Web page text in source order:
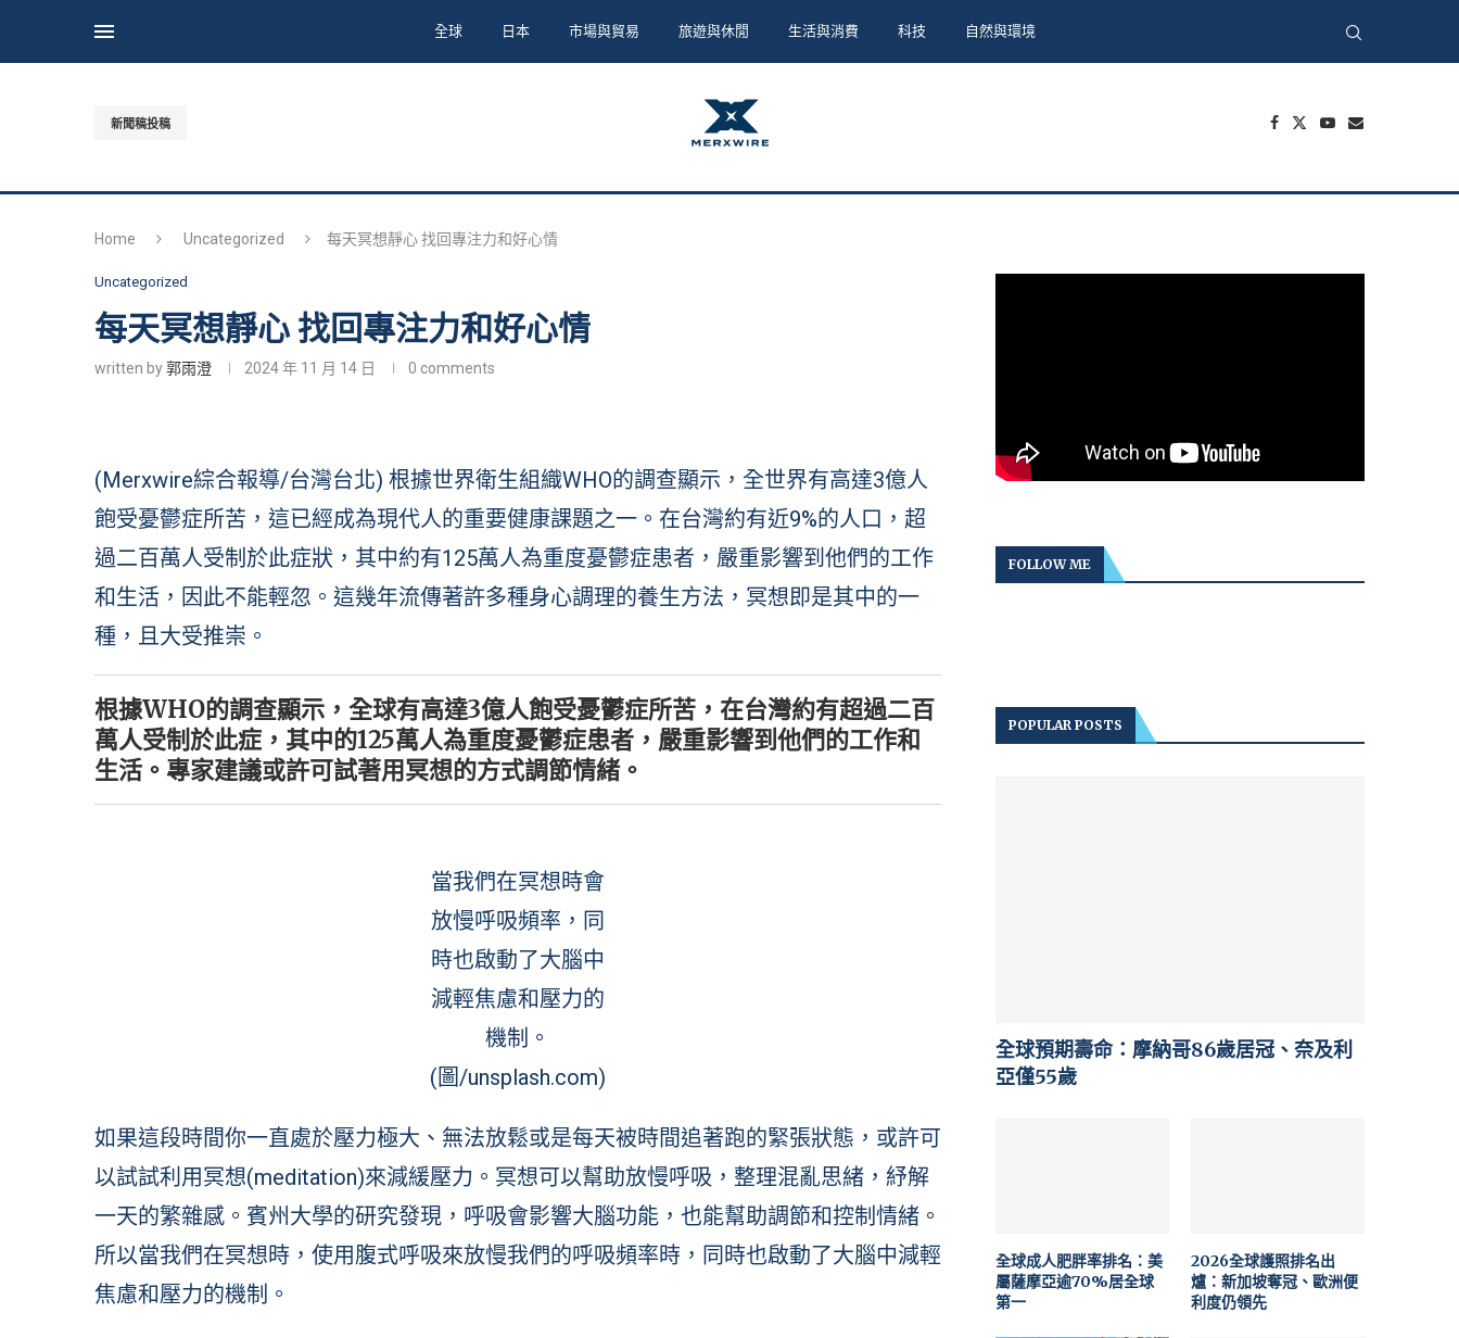
全球 日本 市場與貿易 旅遊與休閒 生活與消費 科技 自然與環境
新聞稿投稿
Home Uncategorized 每天冥想靜心 找回專注力和好心情
Uncategorized
每天冥想靜心 找回專注力和好心情
written by郭雨澄 2024 年 11 月 14 日 0 comments
(Merxwire綜合報導/台灣台北) 根據世界衛生組織WHO的調查顯示，全世界有高達3億人
飽受憂鬱症所苦，這已經成為現代人的重要健康課題之一。在台灣約有近9%的人口，超
過二百萬人受制於此症狀，其中約有125萬人為重度憂鬱症患者，嚴重影響到他們的工作
和生活，因此不能輕忽。這幾年流傳著許多種身心調理的養生方法，冥想即是其中的一
種，且大受推崇。
根據WHO的調查顯示，全球有高達3億人飽受憂鬱症所苦，在台灣約有超過二百
萬人受制於此症，其中的125萬人為重度憂鬱症患者，嚴重影響到他們的工作和
生活。專家建議或許可試著用冥想的方式調節情緒。
當我們在冥想時會
放慢呼吸頻率，同
時也啟動了大腦中
減輕焦慮和壓力的
機制。
(圖/unsplash.com)
如果這段時間你一直處於壓力極大、無法放鬆或是每天被時間追著跑的緊張狀態，或許可
以試試利用冥想(meditation)來減緩壓力。冥想可以幫助放慢呼吸，整理混亂思緒，紓解
一天的繁雜感。賓州大學的研究發現，呼吸會影響大腦功能，也能幫助調節和控制情緒。
所以當我們在冥想時，使用腹式呼吸來放慢我們的呼吸頻率時，同時也啟動了大腦中減輕
焦慮和壓力的機制。
FOLLOW ME
POPULAR POSTS
全球預期壽命：摩納哥86歲居冠、奈及利
亞僅55歲
全球成人肥胖率排名：美
屬薩摩亞逾70%居全球
第一
2026全球護照排名出
爐：新加坡奪冠、歐洲便
利度仍領先